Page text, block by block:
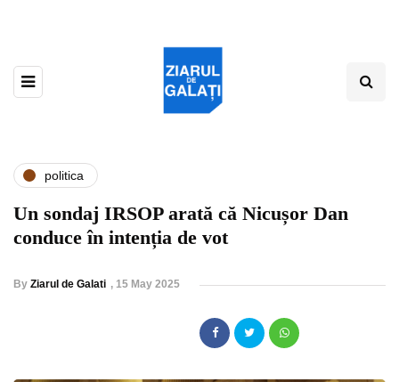
politica
Un sondaj IRSOP arată că Nicușor Dan
conduce în intenția de vot
By Ziarul de Galati , 15 May 2025